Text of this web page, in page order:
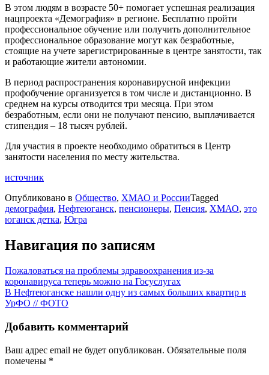
В этом людям в возрасте 50+ помогает успешная реализация
нацпроекта «Демография» в регионе. Бесплатно пройти
профессиональное обучение или получить дополнительное
профессиональное образование могут как безработные,
стоящие на учете зарегистрированные в центре занятости, так
и работающие жители автономии.
В период распространения коронавирусной инфекции
профобучение организуется в том числе и дистанционно. В
среднем на курсы отводится три месяца. При этом
безработным, если они не получают пенсию, выплачивается
стипендия – 18 тысяч рублей.
Для участия в проекте необходимо обратиться в Центр
занятости населения по месту жительства.
источник
Опубликовано в Общество, ХМАО и РоссииTagged
демография, Нефтеюганск, пенсионеры, Пенсия, ХМАО, это
юганск детка, Югра
Навигация по записям
Пожаловаться на проблемы здравоохранения из-за
коронавируса теперь можно на Госуслугах
В Нефтеюганске нашли одну из самых больших квартир в
УрФО // ФОТО
Добавить комментарий
Ваш адрес email не будет опубликован. Обязательные поля
помечены *